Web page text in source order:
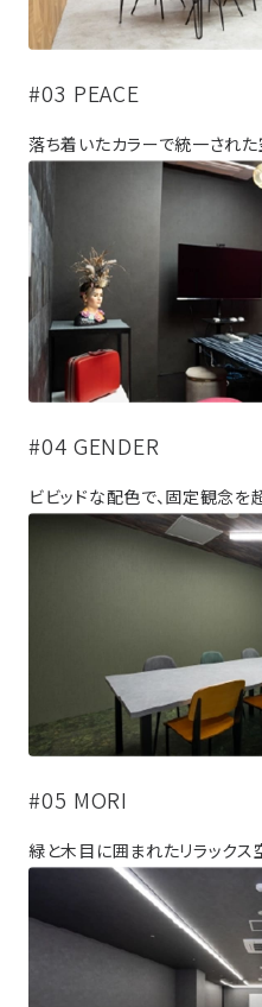
#03 PEACE
落ち着いたカラーで統一され
#04 GENDER
ビビッドな配色で、固定観念を
#05 MORI
緑と木目に囲まれたリラックス